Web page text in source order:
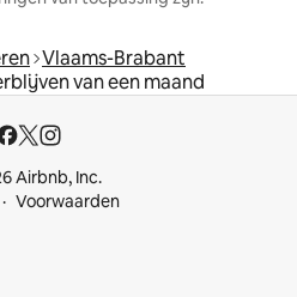
Vlaams-Brabant
van een maand
Airbnb, Inc.
Voorwaarden